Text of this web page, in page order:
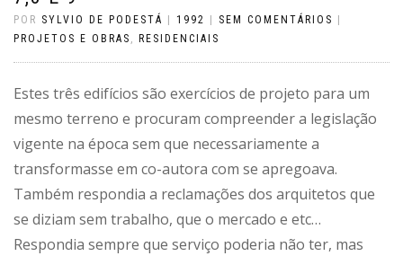
POR SYLVIO DE PODESTÁ 1992 SEM COMENTÁRIOS
PROJETOS E OBRAS , RESIDENCIAIS
Estes três edifícios são exercícios de projeto para um
mesmo terreno e procuram compreender a legislação
vigente na época sem que necessariamente a
transformasse em co-autora com se apregoava.
Também respondia a reclamações dos arquitetos que
se diziam sem trabalho, que o mercado e etc…
Respondia sempre que serviço poderia não ter, mas